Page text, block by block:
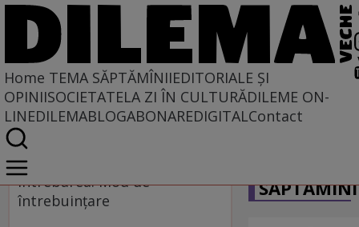
Home TEMA SĂPTĂMÎNIIEDITORIALE ȘI
OPINIISOCIETATELA ZI ÎN CULTURĂDILEME ON-
LINEDILEMABLOGABONAREDIGITALContact
Home
Tema săptămînii
Întrebarea. Mod de
întrebuinţare